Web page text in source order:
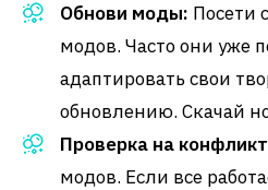
Обнови моды: Посети
модов. Часто они уже
адаптировать свои
обновлению. Скачай
Проверка на
модов. Если все